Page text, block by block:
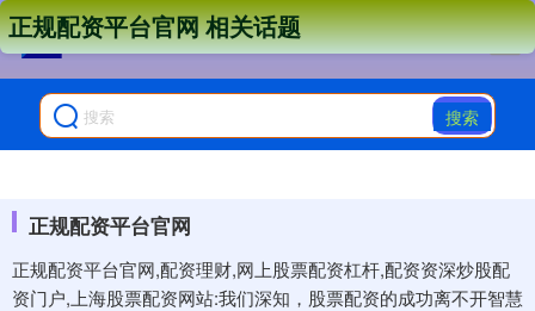
搜索
正规配资平台官网
正规配资平台官网,配资理财,网上股票配资杠杆,配资资深炒股配
资门户,上海股票配资网站:我们深知，股票配资的成功离不开智慧
正规配资平台官网 相关话题